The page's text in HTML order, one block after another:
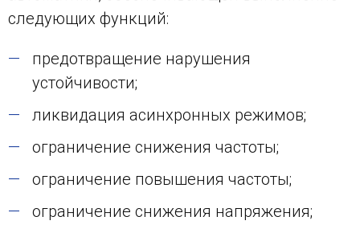
следующих функций:
предотвращение нарушения
устойчивости;
ликвидация асинхронных режимов;
ограничение снижения частоты;
ограничение повышения частоты;
ограничение снижения напряжения;